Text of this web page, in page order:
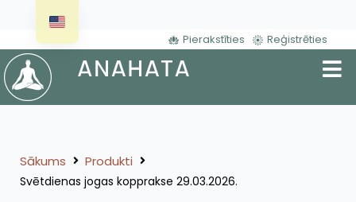
Pierakstīties Reģistrēties
Sākums Produkti
Svētdienas jogas kopprakse 29.03.2026.